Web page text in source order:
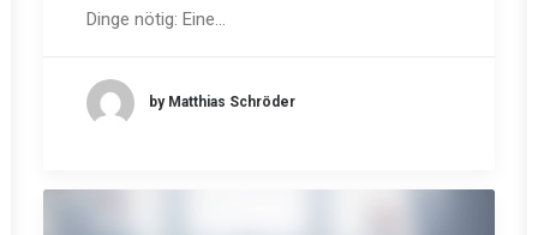
Dinge nötig: Eine…
by Matthias Schröder